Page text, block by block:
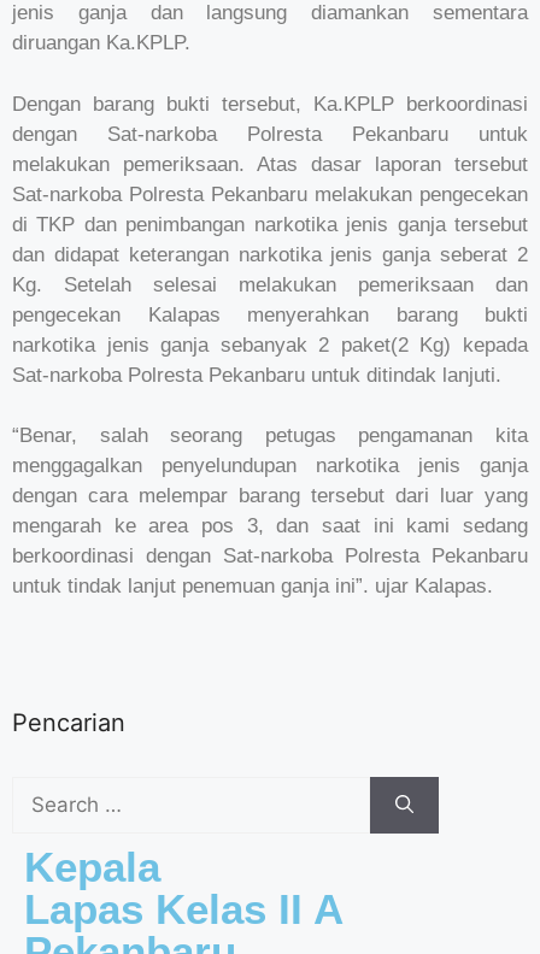
jenis ganja dan langsung diamankan sementara
diruangan Ka.KPLP.
Dengan barang bukti tersebut, Ka.KPLP berkoordinasi
dengan Sat-narkoba Polresta Pekanbaru untuk
melakukan pemeriksaan. Atas dasar laporan tersebut
Sat-narkoba Polresta Pekanbaru melakukan pengecekan
di TKP dan penimbangan narkotika jenis ganja tersebut
dan didapat keterangan narkotika jenis ganja seberat 2
Kg. Setelah selesai melakukan pemeriksaan dan
pengecekan Kalapas menyerahkan barang bukti
narkotika jenis ganja sebanyak 2 paket(2 Kg) kepada
Sat-narkoba Polresta Pekanbaru untuk ditindak lanjuti.
“Benar, salah seorang petugas pengamanan kita
menggagalkan penyelundupan narkotika jenis ganja
dengan cara melempar barang tersebut dari luar yang
mengarah ke area pos 3, dan saat ini kami sedang
berkoordinasi dengan Sat-narkoba Polresta Pekanbaru
untuk tindak lanjut penemuan ganja ini”. ujar Kalapas.
Pencarian
Kepala
Lapas Kelas II A